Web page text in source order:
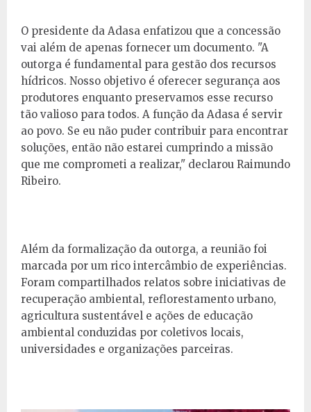
O presidente da Adasa enfatizou que a concessão
vai além de apenas fornecer um documento. "A
outorga é fundamental para gestão dos recursos
hídricos. Nosso objetivo é oferecer segurança aos
produtores enquanto preservamos esse recurso
tão valioso para todos. A função da Adasa é servir
ao povo. Se eu não puder contribuir para encontrar
soluções, então não estarei cumprindo a missão
que me comprometi a realizar," declarou Raimundo
Ribeiro.
Além da formalização da outorga, a reunião foi
marcada por um rico intercâmbio de experiências.
Foram compartilhados relatos sobre iniciativas de
recuperação ambiental, reflorestamento urbano,
agricultura sustentável e ações de educação
ambiental conduzidas por coletivos locais,
universidades e organizações parceiras.